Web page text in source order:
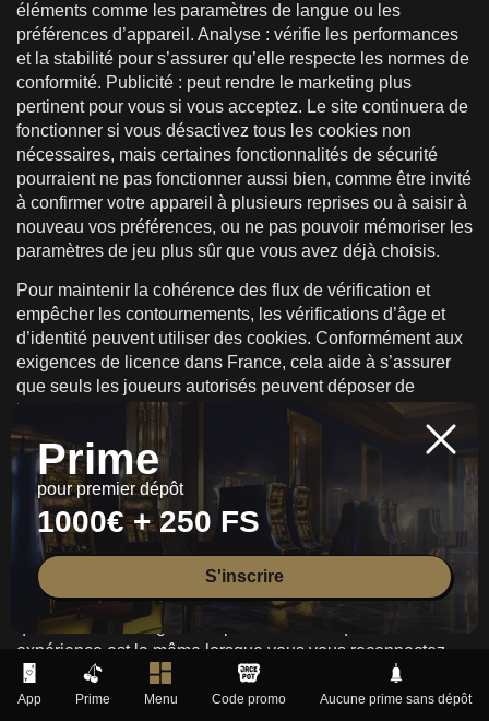
éléments comme les paramètres de langue ou les
préférences d’appareil. Analyse : vérifie les performances
et la stabilité pour s’assurer qu’elle respecte les normes de
conformité. Publicité : peut rendre le marketing plus
pertinent pour vous si vous acceptez. Le site continuera de
fonctionner si vous désactivez tous les cookies non
nécessaires, mais certaines fonctionnalités de sécurité
pourraient ne pas fonctionner aussi bien, comme être invité
à confirmer votre appareil à plusieurs reprises ou à saisir à
nouveau vos préférences, ou ne pas pouvoir mémoriser les
paramètres de jeu plus sûr que vous avez déjà choisis.
Pour maintenir la cohérence des flux de vérification et
empêcher les contournements, les vérifications d’âge et
d’identité peuvent utiliser des cookies. Conformément aux
exigences de licence dans France, cela aide à s’assurer
que seuls les joueurs autorisés peuvent déposer de
l’argent, placer des paris et encaisser des gains. Les
contrôles de cookies pour le jeu responsable peuvent aider
à se protéger contre les attaques au fil du temps. Si vous
définissez des rappels ou des limites de dépenses pour
une session, les cookies peuvent mémoriser que vous
avez accepté ces limites afin que le système continue
d’afficher des invites ou de rendre les actions plus
difficiles. Même si vos limites sont stockées sur le serveur,
les cookies peuvent encore être utilisés pour mémoriser
qu’elles sont en vigueur et pour s’assurer que votre
expérience est la même lorsque vous vous reconnectez.
Dans votre navigateur, allez dans les paramètres de
Prime
pour premier dépôt
1000€ + 250 FS
S'inscrire
App Prime Menu Code promo Aucune prime sans dépôt